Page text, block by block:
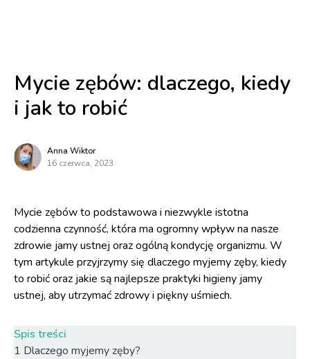
Mycie zębów: dlaczego, kiedy
i jak to robić
Anna Wiktor
16 czerwca, 2023
Mycie zębów to podstawowa i niezwykle istotna
codzienna czynność, która ma ogromny wpływ na nasze
zdrowie jamy ustnej oraz ogólną kondycję organizmu. W
tym artykule przyjrzymy się dlaczego myjemy zęby, kiedy
to robić oraz jakie są najlepsze praktyki higieny jamy
ustnej, aby utrzymać zdrowy i piękny uśmiech.
Spis treści
1 Dlaczego myjemy zęby?